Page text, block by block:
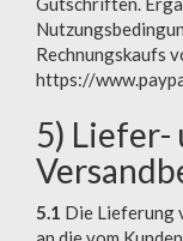
Rechnungskaufs
https://
5) Liefer-
5.1 Die Lieferung